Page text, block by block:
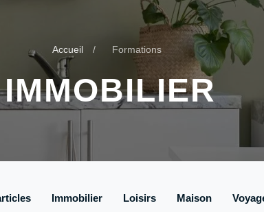
Accueil / Formations
IMMOBILIER
Immobilier Loisirs Maison